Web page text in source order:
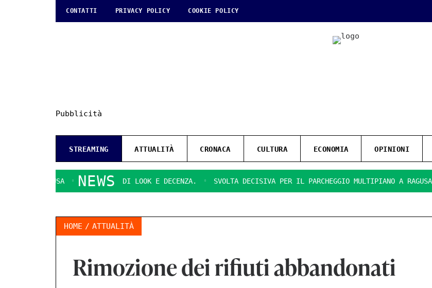
CONTATTI PRIVACY POLICY COOKIE POLICY
Pubblicità
STREAMING ATTUALITÀ CRONACA CULTURA ECONOMIA OPINIONI
NEWS
QUESTIONI DI LOOK E DECENZA. SVOLTA DECISIVA PER IL PARCHEGGIO MULTIPIANO A RAGUSA IBLA.
HOME ATTUALITÀ
Rimozione dei rifiuti abbandonati